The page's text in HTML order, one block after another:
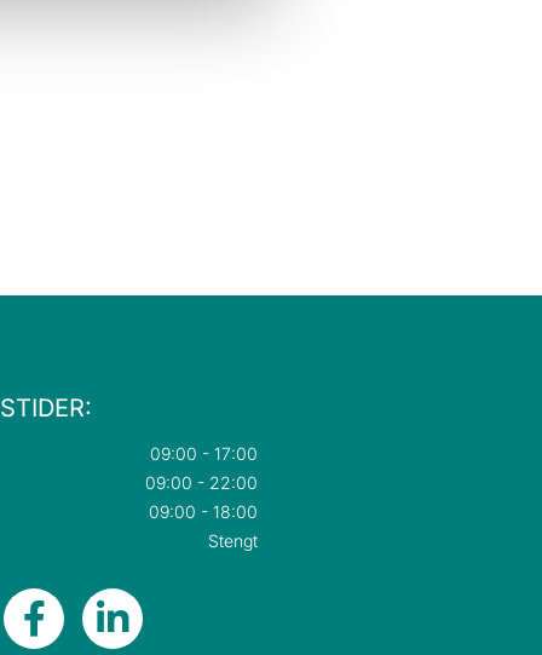
09:00 - 17:00
09:00 - 22:00
09:00 - 18:00
Stengt